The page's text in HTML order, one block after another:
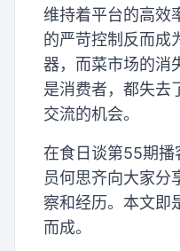
维持着平台的高效
的严苛控制反而成
器，而菜市场的消
是消费者，都失去
交流的机会。
在食日谈第55期播
员何思齐向大家分
察和经历。本文即
而成。